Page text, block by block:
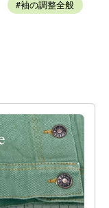
袖の調整全般